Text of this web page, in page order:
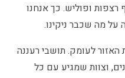
רצפות ופוליש. כך אנחנו
מה שכבר ניקינו.
האזור לעומק. תושבי רעננה
וצוות שמגיע עם כל